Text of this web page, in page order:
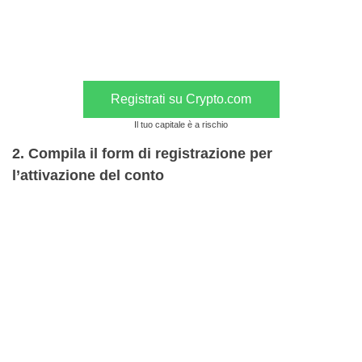
Registrati su Crypto.com
Il tuo capitale è a rischio
2. Compila il form di registrazione per
l’attivazione del conto